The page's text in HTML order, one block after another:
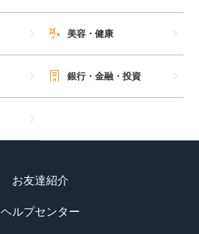
美容・健康
銀行・金融・投資
お友達紹介
ヘルプセンター